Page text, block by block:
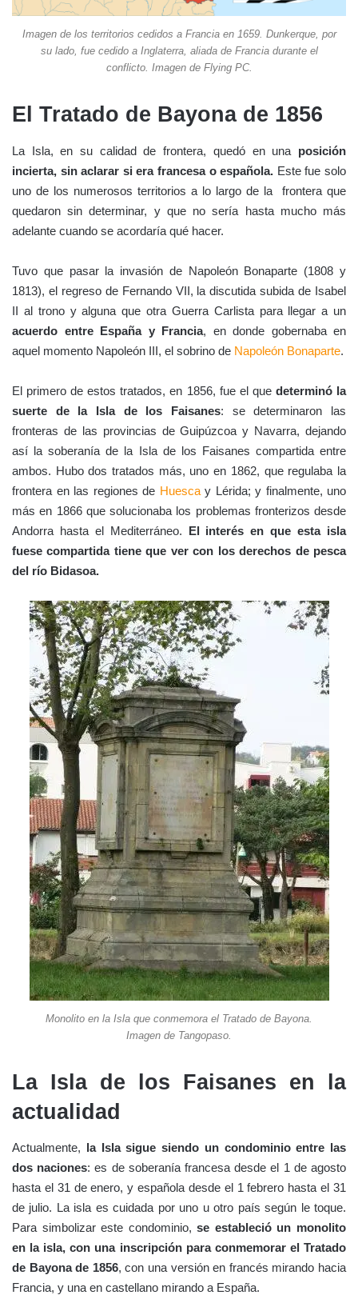
Imagen de los territorios cedidos a Francia en 1659. Dunkerque, por
su lado, fue cedido a Inglaterra, aliada de Francia durante el
conflicto. Imagen de Flying PC.
El Tratado de Bayona de 1856
La Isla, en su calidad de frontera, quedó en una posición
incierta, sin aclarar si era francesa o española. Este fue solo
uno de los numerosos territorios a lo largo de la frontera que
quedaron sin determinar, y que no sería hasta mucho más
adelante cuando se acordaría qué hacer.
Tuvo que pasar la invasión de Napoleón Bonaparte (1808 y
1813), el regreso de Fernando VII, la discutida subida de Isabel
II al trono y alguna que otra Guerra Carlista para llegar a un
acuerdo entre España y Francia, en donde gobernaba en
aquel momento Napoleón III, el sobrino de Napoleón Bonaparte.
El primero de estos tratados, en 1856, fue el que determinó la
suerte de la Isla de los Faisanes: se determinaron las
fronteras de las provincias de Guipúzcoa y Navarra, dejando
así la soberanía de la Isla de los Faisanes compartida entre
ambos. Hubo dos tratados más, uno en 1862, que regulaba la
frontera en las regiones de Huescay Lérida; y finalmente, uno
más en 1866 que solucionaba los problemas fronterizos desde
Andorra hasta el Mediterráneo. El interés en que esta isla
fuese compartida tiene que ver con los derechos de pesca
del río Bidasoa.
Monolito en la Isla que conmemora el Tratado de Bayona.
Imagen de Tangopaso.
La Isla de los Faisanes en la
actualidad
Actualmente, la Isla sigue siendo un condominio entre las
dos naciones: es de soberanía francesa desde el 1 de agosto
hasta el 31 de enero, y española desde el 1 febrero hasta el 31
de julio. La isla es cuidada por uno u otro país según le toque.
Para simbolizar este condominio,se estableció un monolito
en la isla, con una inscripción para conmemorar el Tratado
de Bayona de 1856, con una versión en francés mirando hacia
Francia, y una en castellano mirando a España.